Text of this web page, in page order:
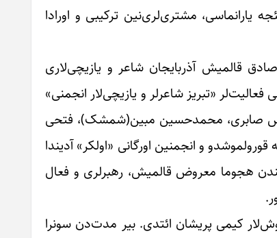
یارانماسی، مشتری‌لری‌نین ترکیبی و اورادا
صادق قالمیش آذربایجان شاعر و یازیچی‌لاری
فعالیت‌لر «تبریز شاعرلر و یازیچی‌لار انجمنی»
عباس صابری، محمدحسین مبین(شمشک)، فتحی
و انجمنین اورگانی «اولکر» آدیندا
هجوما معروض قالمیش، رهبرلری و فعال
کیمی پریشان ائتدی. بیر مدت‌دن سونرا